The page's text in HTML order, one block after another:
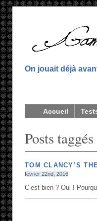
On jouait déjà
Accueil
Posts taggés
TOM CLANCY’S
février 22nd, 2016
C’est bien ? Oui !